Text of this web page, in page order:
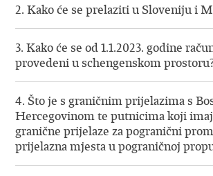
2. Kako će se prelaziti u Sloveniju i
3. Kako će se od 1.1.2023. godine
provedeni u schengenskom
4. Što je s graničnim prijelazima s
Hercegovinom te putnicima koji
granične prijelaze za pogranični
prijelazna mjesta u pograničnoj